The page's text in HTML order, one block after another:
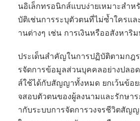
นอิเล็กทรอนิกส์แบบง่ายเหมาะสำ
บัติเช่นการระบุตัวตนที่ไม่ซ้ำใครแ
านต่างๆ เช่น การเงินหรืออสังหาริ
ประเด็นสำคัญในการปฏิบัติตามกฎ
รจัดการข้อมูลส่วนบุคคลอย่างปลอ
ส์ใช้ได้กับสัญญาทั้งหมด ยกเว้นข้อ
จสอบตัวตนของผู้ลงนามและรักษา
ากับระบบการจัดการวงจรชีวิตสัญ